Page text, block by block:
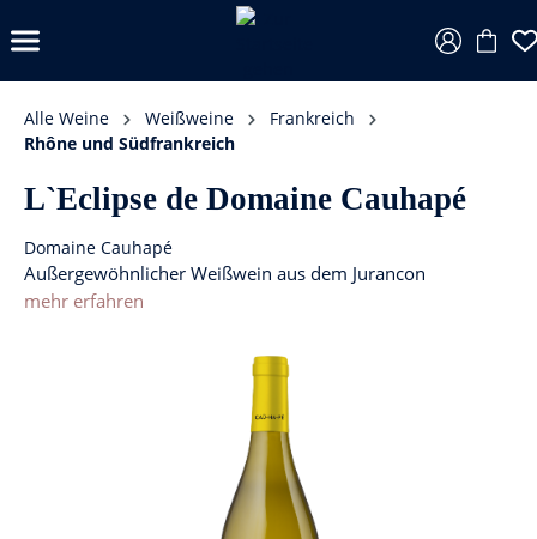
Alle Weine Weißweine
Frankreich
Rhône und Südfrankreich
L`Eclipse de Domaine Cauhapé
Domaine Cauhapé
Außergewöhnlicher Weißwein aus dem Jurancon
mehr erfahren